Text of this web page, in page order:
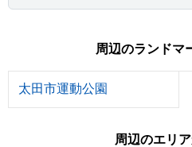
周辺のランドマ
太田市運動公園
周辺のエリ